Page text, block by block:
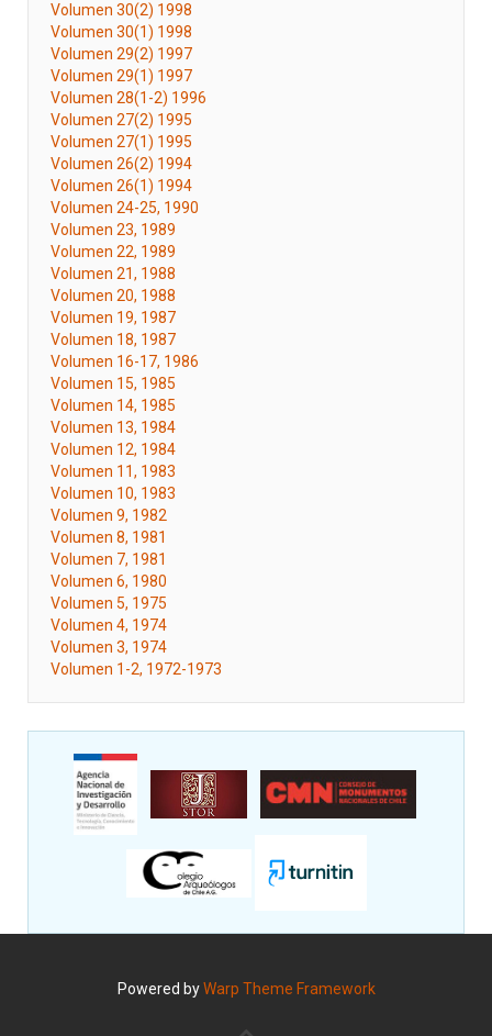
Volumen 30(2) 1998
Volumen 30(1) 1998
Volumen 29(2) 1997
Volumen 29(1) 1997
Volumen 28(1-2) 1996
Volumen 27(2) 1995
Volumen 27(1) 1995
Volumen 26(2) 1994
Volumen 26(1) 1994
Volumen 24-25, 1990
Volumen 23, 1989
Volumen 22, 1989
Volumen 21, 1988
Volumen 20, 1988
Volumen 19, 1987
Volumen 18, 1987
Volumen 16-17, 1986
Volumen 15, 1985
Volumen 14, 1985
Volumen 13, 1984
Volumen 12, 1984
Volumen 11, 1983
Volumen 10, 1983
Volumen 9, 1982
Volumen 8, 1981
Volumen 7, 1981
Volumen 6, 1980
Volumen 5, 1975
Volumen 4, 1974
Volumen 3, 1974
Volumen 1-2, 1972-1973
Powered byWarp Theme Framework